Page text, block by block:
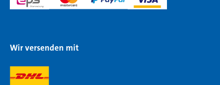
Wir versenden mit